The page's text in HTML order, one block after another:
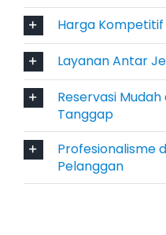
4. Fleksibel
Kebutuhan
Hiace sangat
untuk rental Hiace
liburan keluarga
perusahaan, hingga
Kemudahan memilih
Harga
Layanan Antar
Reservasi
Tanggap
Profesionalisme
Pelanggan